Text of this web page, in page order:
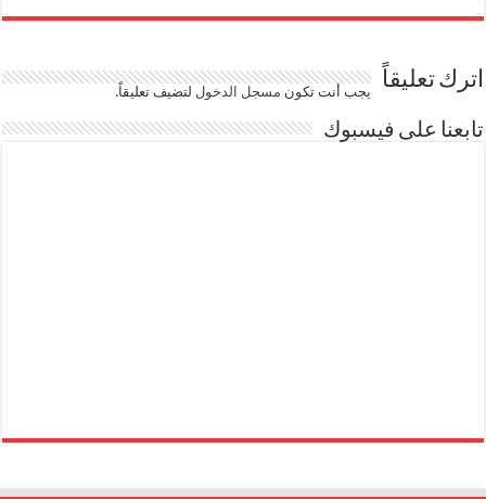
اترك تعليقاً يجب أنت تكون مسجل الدخوللتضيف تعليقاً.
تابعنا على فيسبوك